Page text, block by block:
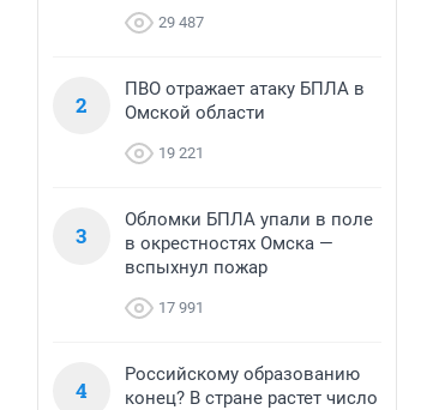
29 487
2
ПВО отражает атаку БПЛА в
Омской области
19 221
3
Обломки БПЛА упали в поле
в окрестностях Омска —
вспыхнул пожар
17 991
4
Российскому образованию
конец? В стране растет число